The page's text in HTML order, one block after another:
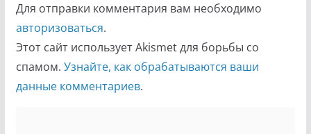
Для отправки комментария вам необходимо
авторизоваться.
Этот сайт использует Akismet для борьбы со
спамом. Узнайте, как обрабатываются ваши
данные комментариев.